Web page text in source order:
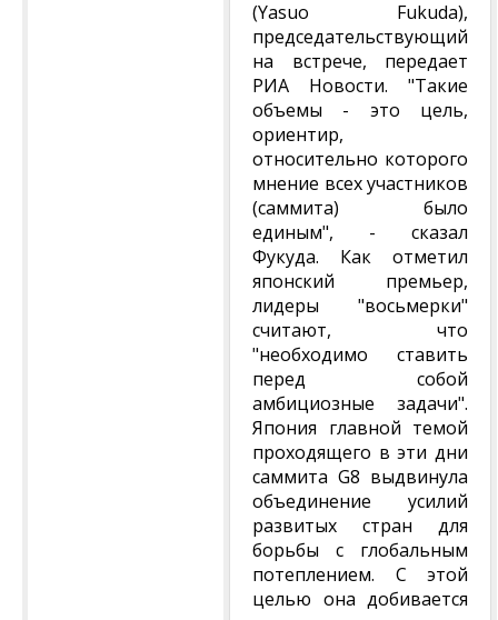
(Yasuo Fukuda),
председательствующий
на встрече, передает
РИА Новости. "Такие
объемы - это цель,
ориентир,
относительно которого
мнение всех участников
(саммита) было
единым", - сказал
Фукуда. Как отметил
японский премьер,
лидеры "восьмерки"
считают, что
"необходимо ставить
перед собой
амбициозные задачи".
Япония главной темой
проходящего в эти дни
саммита G8 выдвинула
объединение усилий
развитых стран для
борьбы с глобальным
потеплением. С этой
целью она добивается